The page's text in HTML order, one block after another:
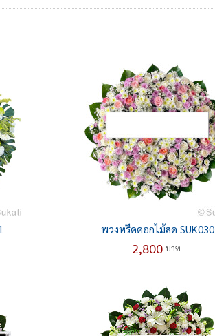
พวงหรีดดอกไม้สด SUK030
2,800บาท